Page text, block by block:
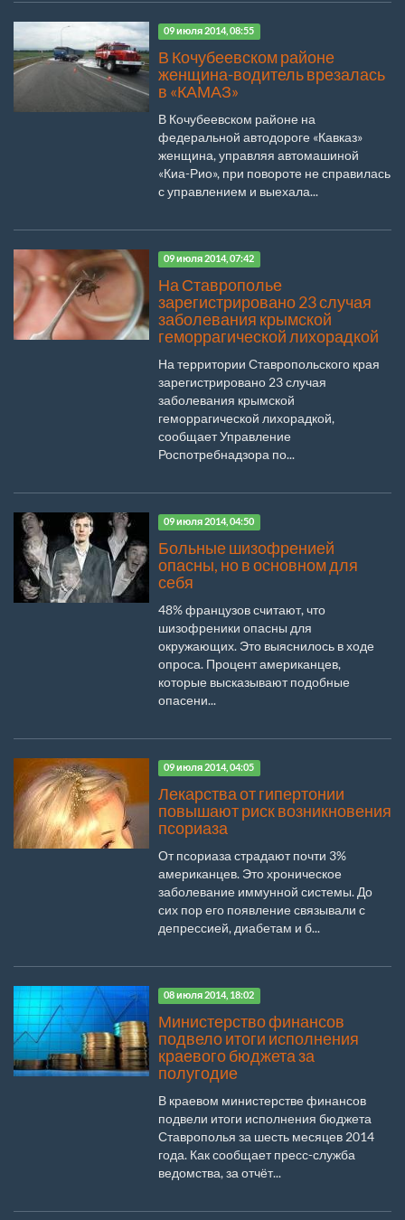
09 июля 2014, 08:55
В Кочубеевском районе
женщина-водитель врезалась
в «КАМАЗ»
В Кочубеевском районе на
федеральной автодороге «Кавказ»
женщина, управляя автомашиной
«Киа-Рио», при повороте не справилась
с управлением и выехала...
09 июля 2014, 07:42
На Ставрополье
зарегистрировано 23 случая
заболевания крымской
геморрагической лихорадкой
На территории Ставропольского края
зарегистрировано 23 случая
заболевания крымской
геморрагической лихорадкой,
сообщает Управление
Роспотребнадзора по...
09 июля 2014, 04:50
Больные шизофренией
опасны, но в основном для
себя
48% французов считают, что
шизофреники опасны для
окружающих. Это выяснилось в ходе
опроса. Процент американцев,
которые высказывают подобные
опасени...
09 июля 2014, 04:05
Лекарства от гипертонии
повышают риск возникновения
псориаза
От псориаза страдают почти 3%
американцев. Это хроническое
заболевание иммунной системы. До
сих пор его появление связывали с
депрессией, диабетам и б...
08 июля 2014, 18:02
Министерство финансов
подвело итоги исполнения
краевого бюджета за
полугодие
В краевом министерстве финансов
подвели итоги исполнения бюджета
Ставрополья за шесть месяцев 2014
года. Как сообщает пресс-служба
ведомства, за отчёт...